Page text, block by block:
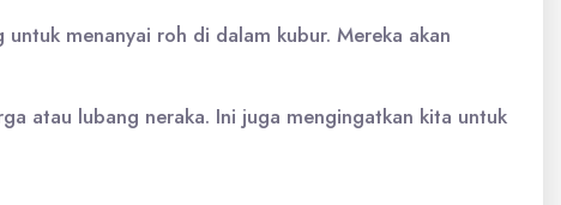
menanyai roh di dalam kubur. Mereka akan
atau lubang neraka. Ini juga mengingatkan kita untuk